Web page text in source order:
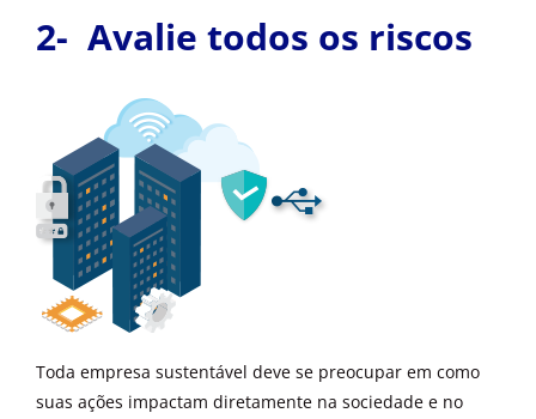
2- Avalie todos os riscos
Toda empresa sustentável deve se preocupar em como
suas ações impactam diretamente na sociedade e no